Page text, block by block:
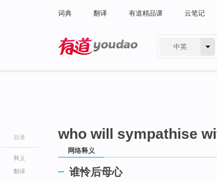
词典 翻译 有道精品课 云笔记
中英
目录
释义
翻译
who will sympathise
网络释义
谁怜后母心